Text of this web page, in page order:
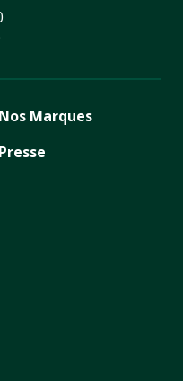
Nos Marques
Presse